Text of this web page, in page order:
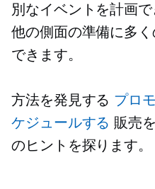
別なイベントを計画
他の側面の準備に多
できます。
方法を発見する プロ
ケジュールする 販売
のヒントを探ります。